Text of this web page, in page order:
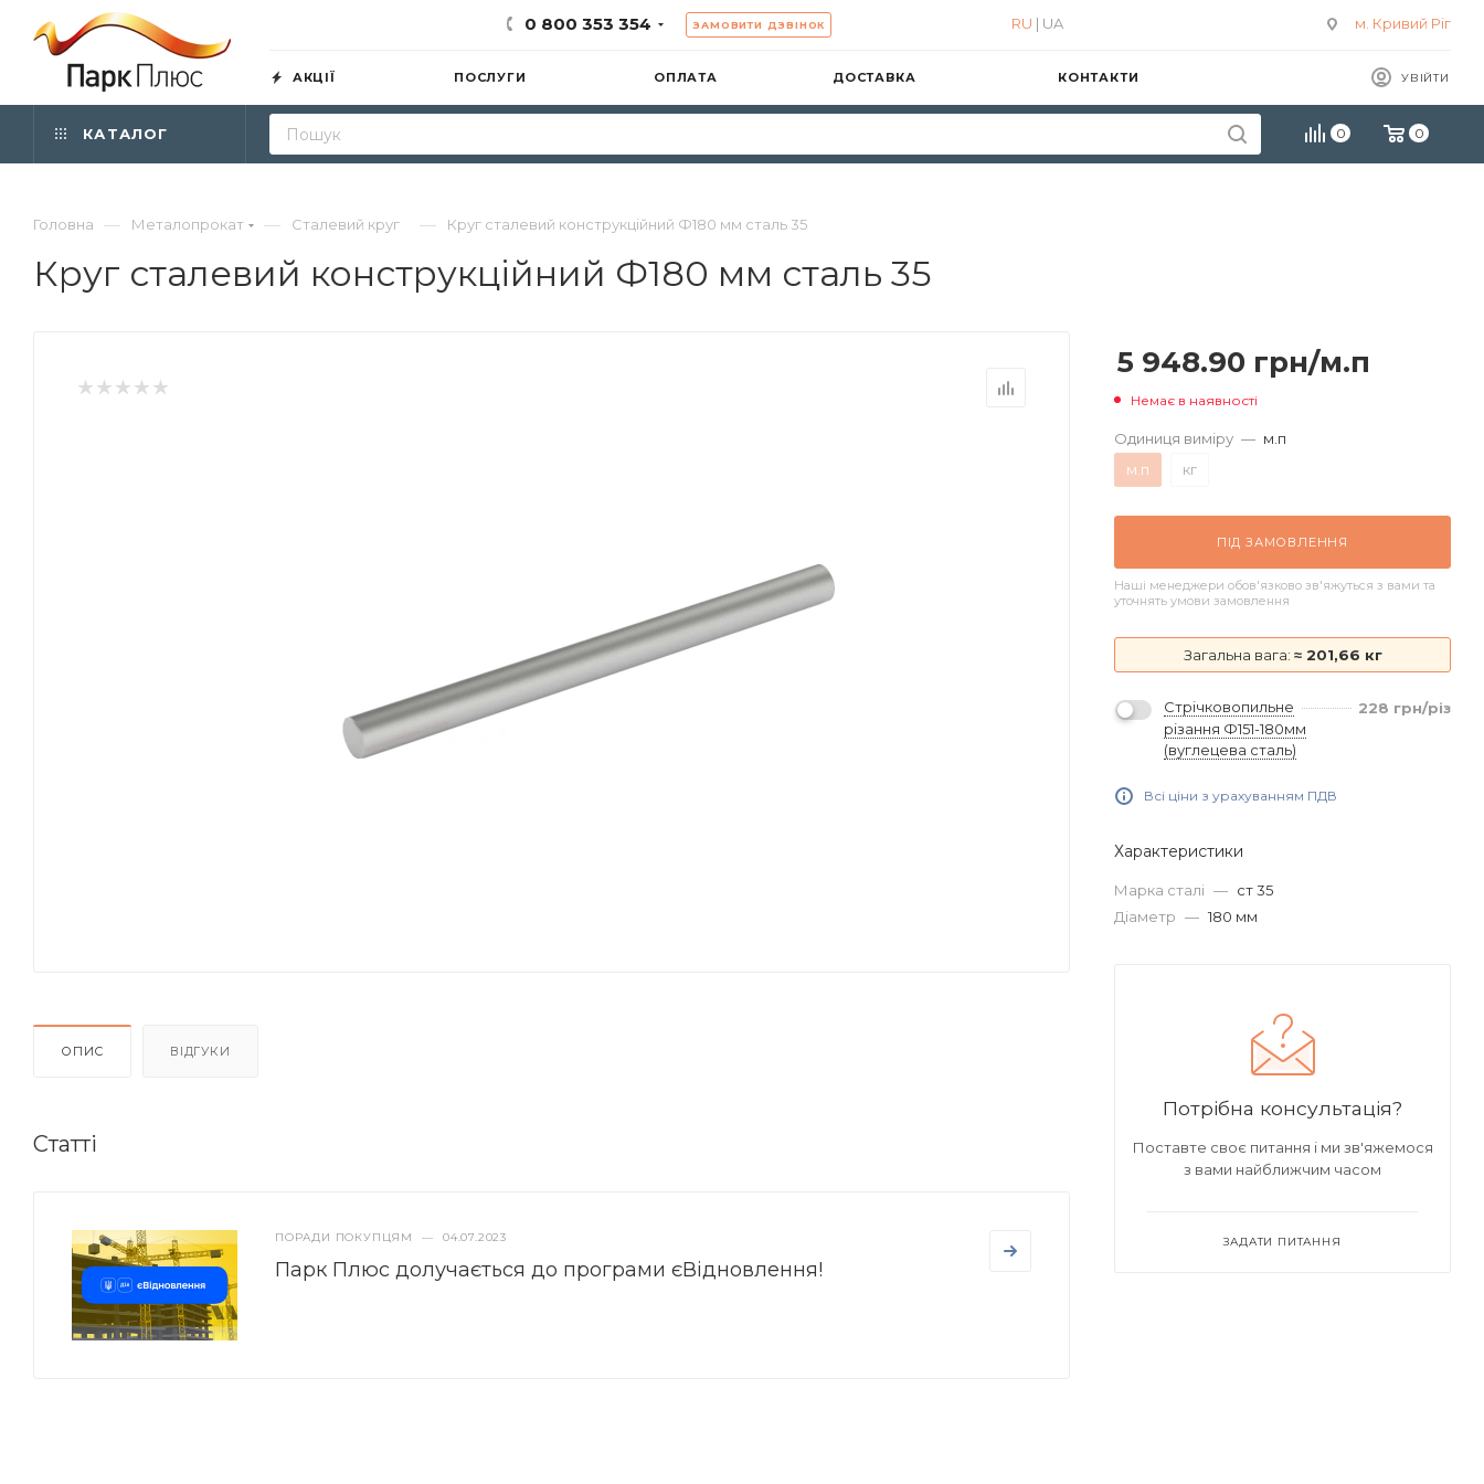
0 800 353 354 ЗАМОВИТИ ДЗВІНОК м. Кривий Ріг
RU | UA
УВІЙТИ
АКЦІЇ ПОСЛУГИ ОПЛАТА ДОСТАВКА КОНТАКТИ
0 0
КАТАЛОГ
Головна — Металопрокат — Сталевий круг — Круг сталевий конструкційний Ф180 мм сталь 35
Круг сталевий конструкційний Ф180 мм сталь 35
ОПИС ВІДГУКИ
Статті
ПОРАДИ ПОКУПЦЯМ — 04.07.2023
Парк Плюс долучається до програми єВідновлення!
5 948.90 грн/м.п
Немає в наявності
Одиниця виміру — м.п
м.п
кг
ПІД ЗАМОВЛЕННЯ
Наші менеджери обов'язково зв'яжуться з вами та
уточнять умови замовлення
Загальна вага: ≈ 201,66 кг
Стрічковопильне
різання Ф151-180мм
(вуглецева сталь)
228 грн/різ
Всі ціни з урахуванням ПДВ
Характеристики
Марка сталі — ст 35
Діаметр — 180 мм
Потрібна консультація?
Поставте своє питання і ми зв'яжемося
з вами найближчим часом
ЗАДАТИ ПИТАННЯ